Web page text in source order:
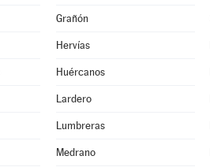
Grañón
Hervías
Huércanos
Lardero
Lumbreras
Medrano